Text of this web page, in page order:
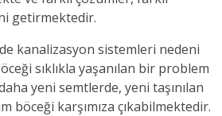
getirmektedir.
kanalizasyon sistemleri nedeni
sıklıkla yaşanılan bir problem
yeni semtlerde, yeni taşınılan
böceği karşımıza çıkabilmektedir.